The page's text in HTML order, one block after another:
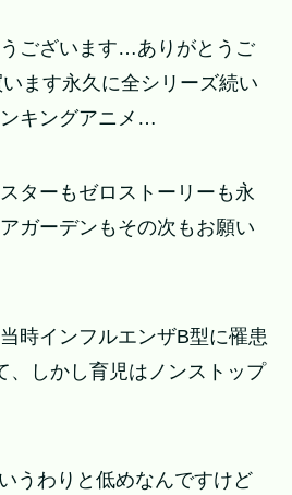
ございます…ありがとうご
ます永久に全シリーズ続い
キングアニメ…
ターもゼロストーリーも永
ガーデンもその次もお願い
時インフルエンザB型に罹患
、しかし育児はノンストップ
うわりと低めなんですけど